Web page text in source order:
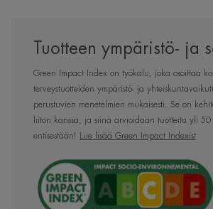
herkän
Tuotteen ympäristö- ja
Green Impact Index on työkalu, joka osoittaa
terveystuotteiden ympäristö- ja
perustuvien menetelmien mukaisesti. Se on
liiton kanssa, ja siinä arvioidaan tuotteita yli
entisestään!
Lue lisää Green Impact Indexist